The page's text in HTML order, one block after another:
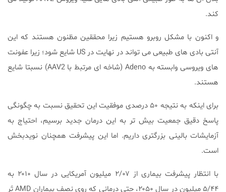
کند.
و اکنون با مشکل روبرو هستیم زیرا محققین مظنون هستند که این
آنتی بادی های طبیعی می تواند در نهایت در US شایع شود؛ زیرا عفونت
های ویروسی وابسته به Adeno (شاخه ای مرتبط با AAV2) نسبتا شایع
هستند.
برای اینکه به نتیجه ۵۰ درصدی موفقیت این تحقیق نسبت به چگونگی
پاسخ دقیق جمعیت بیش تر به این درمان جدید برسیم، احتیاج به
آزمایشات بالینی بزرگتری داریم. اما این پیشرفت همچنان نویدبخش
است.
با انتظار پیشرفت بیماری از ۲/۰۷ میلیون آمریکایی در سال ۲۰۱۰ به
۵/۴۴ میلیون در سال ۲۰۵۰، حتی درمانی که روی نصف بیماران AMD تَر